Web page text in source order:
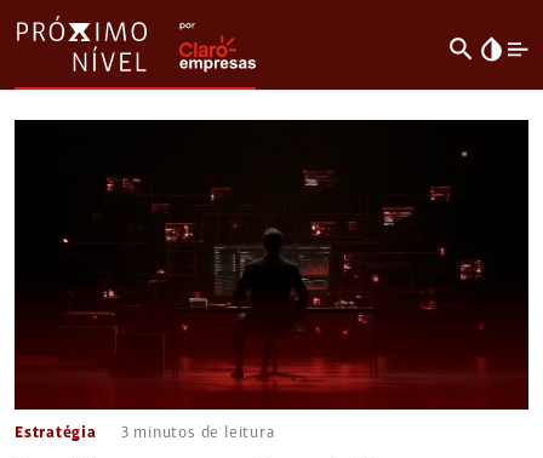
search invert_colors
Estratégia 3 minutos de leitura